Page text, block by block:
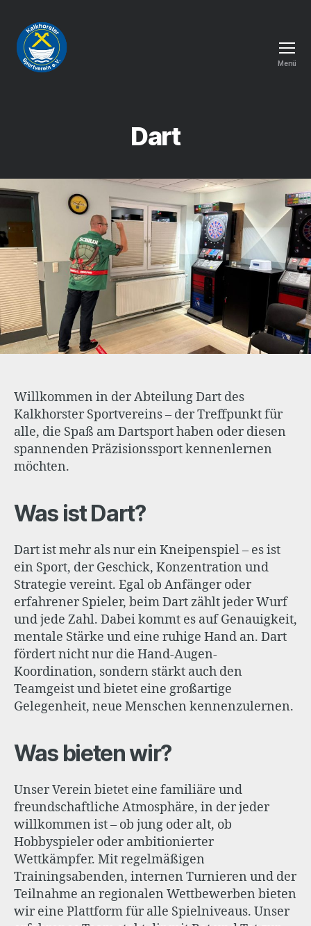
Menü
Dart
Willkommen in der Abteilung Dart des
Kalkhorster Sportvereins – der Treffpunkt für
alle, die Spaß am Dartsport haben oder diesen
spannenden Präzisionssport kennenlernen
möchten.
Was ist Dart?
Dart ist mehr als nur ein Kneipenspiel – es ist
ein Sport, der Geschick, Konzentration und
Strategie vereint. Egal ob Anfänger oder
erfahrener Spieler, beim Dart zählt jeder Wurf
und jede Zahl. Dabei kommt es auf Genauigkeit,
mentale Stärke und eine ruhige Hand an. Dart
fördert nicht nur die Hand-Augen-
Koordination, sondern stärkt auch den
Teamgeist und bietet eine großartige
Gelegenheit, neue Menschen kennenzulernen.
Was bieten wir?
Unser Verein bietet eine familiäre und
freundschaftliche Atmosphäre, in der jeder
willkommen ist – ob jung oder alt, ob
Hobbyspieler oder ambitionierter
Wettkämpfer. Mit regelmäßigen
Trainingsabenden, internen Turnieren und der
Teilnahme an regionalen Wettbewerben bieten
wir eine Plattform für alle Spielniveaus. Unser